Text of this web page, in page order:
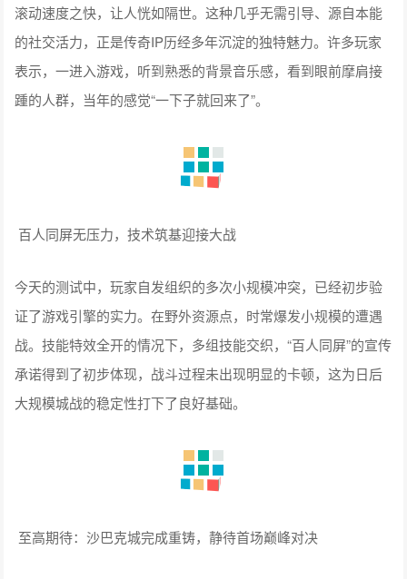
滚动速度之快，让人恍如隔世。这种几乎无需引导、源自本能
的社交活力，正是传奇IP历经多年沉淀的独特魅力。许多玩家
表示，一进入游戏，听到熟悉的背景音乐感，看到眼前摩肩接
踵的人群，当年的感觉“一下子就回来了”。
百人同屏无压力，技术筑基迎接大战
今天的测试中，玩家自发组织的多次小规模冲突，已经初步验
证了游戏引擎的实力。在野外资源点，时常爆发小规模的遭遇
战。技能特效全开的情况下，多组技能交织，“百人同屏”的宣传
承诺得到了初步体现，战斗过程未出现明显的卡顿，这为日后
大规模城战的稳定性打下了良好基础。
至高期待：沙巴克城完成重铸，静待首场巅峰对决